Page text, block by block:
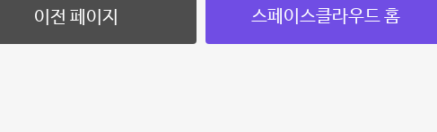
이전 페이지 스페이스클라우드 홈